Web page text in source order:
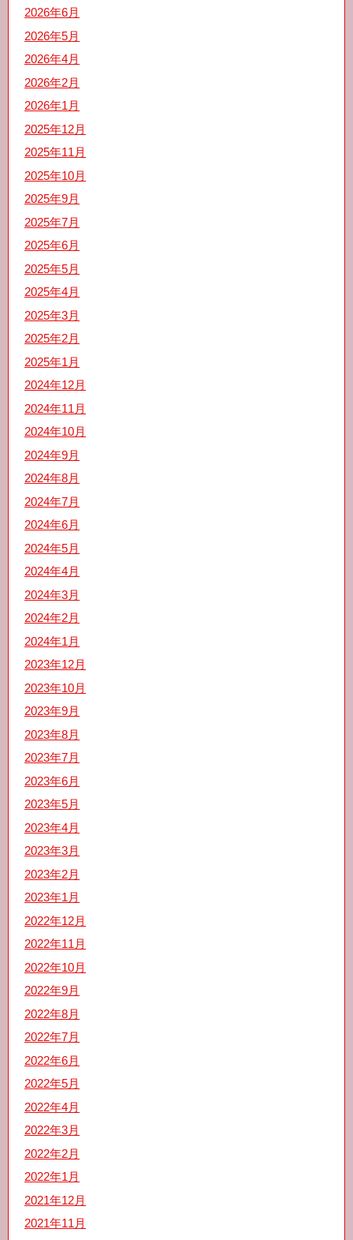
2026年6月
2026年5月
2026年4月
2026年2月
2026年1月
2025年12月
2025年11月
2025年10月
2025年9月
2025年7月
2025年6月
2025年5月
2025年4月
2025年3月
2025年2月
2025年1月
2024年12月
2024年11月
2024年10月
2024年9月
2024年8月
2024年7月
2024年6月
2024年5月
2024年4月
2024年3月
2024年2月
2024年1月
2023年12月
2023年10月
2023年9月
2023年8月
2023年7月
2023年6月
2023年5月
2023年4月
2023年3月
2023年2月
2023年1月
2022年12月
2022年11月
2022年10月
2022年9月
2022年8月
2022年7月
2022年6月
2022年5月
2022年4月
2022年3月
2022年2月
2022年1月
2021年12月
2021年11月